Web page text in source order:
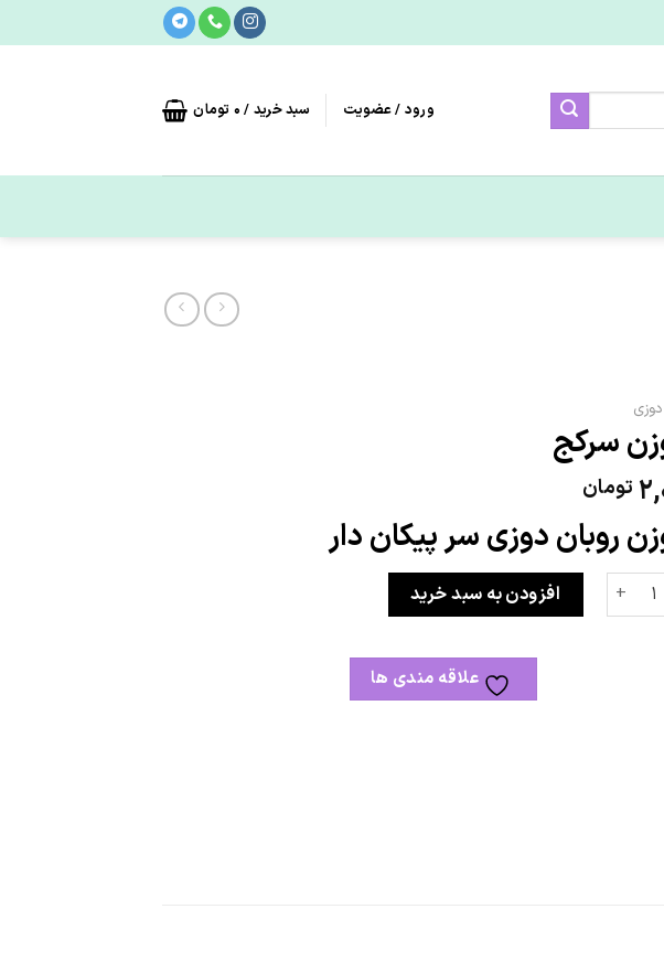
ورود / عضویت سبد خرید / 0 تومان
سرکج
تومان
روبان دوزی سر پیکان دار
سرکج عدد افزودن به سبد خرید
علاقه مندی ها